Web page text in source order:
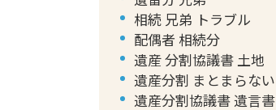
相続 兄弟 トラブル
配偶者 相続分
遺産 分割協議書 土地
遺産分割 まとまらない
遺産分割協議書 遺言書